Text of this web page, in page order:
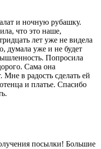
и ночную рубашку.
что это наше,
лет уже не видела
думала уже и не будет
Попросила
Сама она
Мне в радость сделать ей
и платье. Спасибо
посылки! Большие